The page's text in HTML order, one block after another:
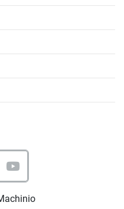
youtube